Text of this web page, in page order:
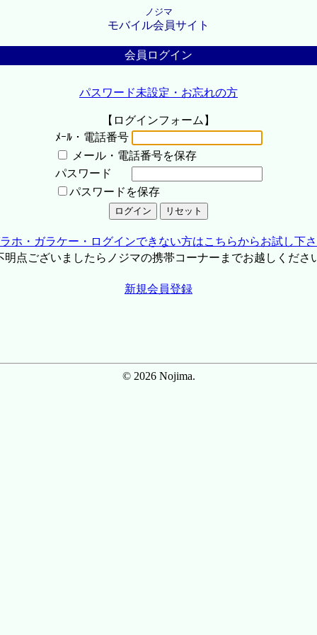
ノジマ
モバイル会員サイト
会員ログイン
パスワード未設定・お忘れの方
【ログインフォーム】
ﾒｰﾙ・電話番号
メール・電話番号を保存
パスワード
パスワードを保存
ホ・ガラケー・ログインできない方はこちらからお試し下
点ございましたらノジマの携帯コーナーまでお越しくださ
新規会員登録
© 2026 Nojima.